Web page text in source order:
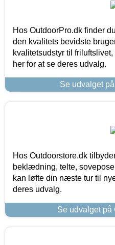
Hos OutdoorPro.dk finder
den kvalitets bevidste
kvalitetsudstyr til
her for at se deres udvalg.
Se udvalget
Hos Outdoorstore.dk
beklædning, telte,
kan løfte din næste tur til
deres udvalg.
Se udvalget på